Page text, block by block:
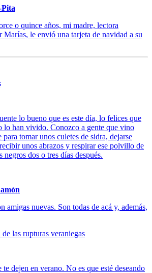
o quince años, mi madre, lectora
le envió una tarjeta de navidad a su
lo bueno que es este día, lo felices que
lo han vivido. Conozco a gente que vino
tomar unos culetes de sidra, dejarse
unos abrazos y respirar ese polvillo de
dos o tres días después.
amigas nuevas. Son todas de acá y, además,
las rupturas veraniegas
dejen en verano. No es que esté deseando